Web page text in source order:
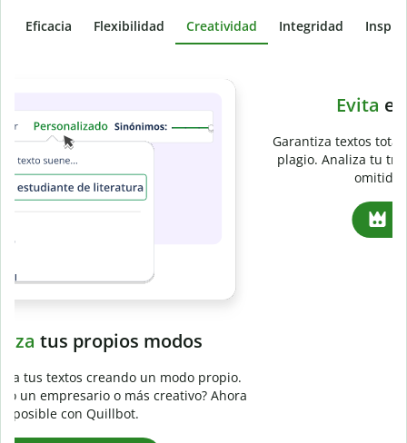
Eficacia Flexibilidad Creatividad Integridad
Evitael plagio accidental
Garantiza textos totalmente originales con el detector de
plagio. Analiza tu trabajo en segundos e identifica citas
omitidas en cualquier idioma.